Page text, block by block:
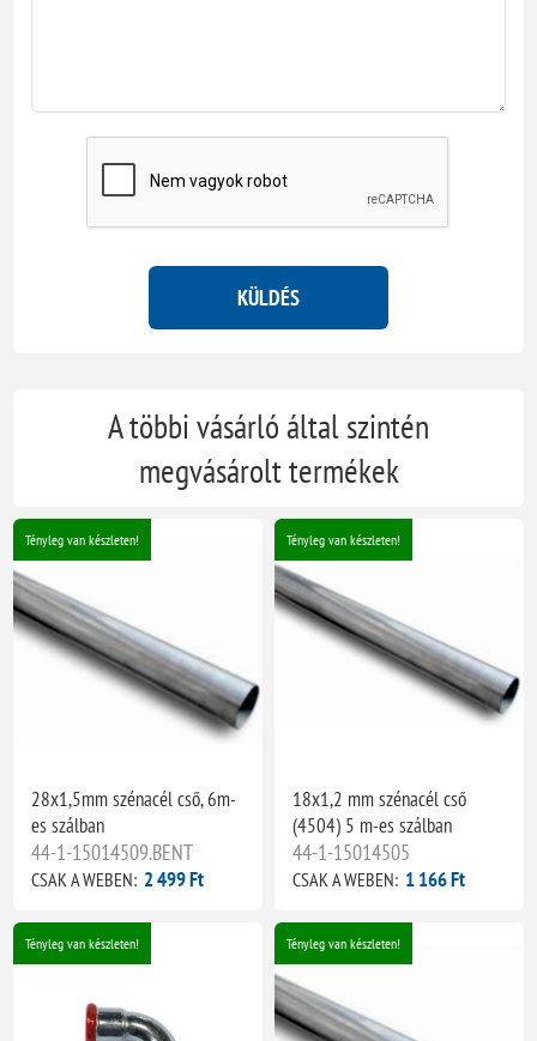
KÜLDÉS
A többi vásárló által szintén
megvásárolt termékek
Tényleg van készleten!
28x1,5mm szénacél cső, 6m-
es szálban
44-1-15014509.BENT
CSAK A WEBEN: 2 499 Ft
Tényleg van készleten!
18x1,2 mm szénacél cső
(4504) 5 m-es szálban
44-1-15014505
CSAK A WEBEN: 1 166 Ft
Tényleg van készleten! Tényleg van készleten!